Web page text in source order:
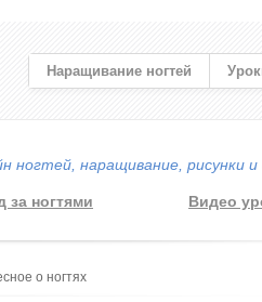
ногтей, наращивание, рисунки
Наращивание ногтей
за ногтями Видео
о ногтях